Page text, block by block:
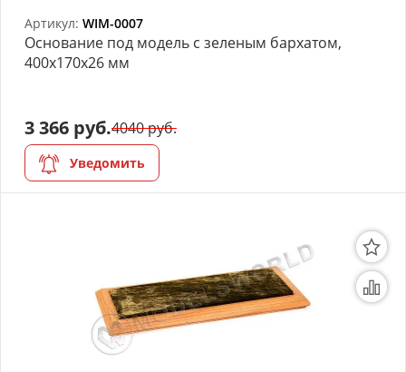
Артикул: WIM-0007
Основание под модель с зеленым бархатом,
400х170х26 мм
3 366 руб.4040 руб.
Уведомить